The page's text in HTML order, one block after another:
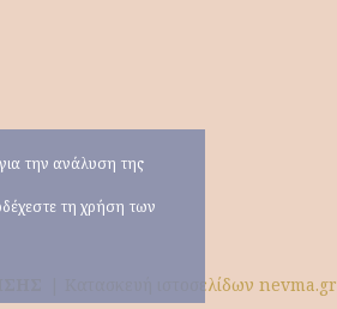
Κατασκευή ιστοσελίδων nevma.gr
την ανάλυση της
τη χρήση των